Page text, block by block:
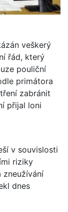
veškerý
řád, který
pouliční
primátora
zabránit
přijal loni
v souvislosti
riziky
zneužívání
dnes